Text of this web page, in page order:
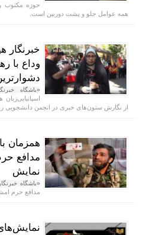
حوزه مکتوب
همه عوامل جلو و پشت دوربین است.
خبرنگار
وداع با
«باشگاه
از نگارش ستون‌های خبری در انجمن دانشجویی
همزمان
مدافع
نمایش
«باشگاه
مدافع حرم